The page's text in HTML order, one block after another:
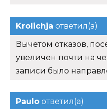
Krolichja ответил(а)
Вычетом отказов,
увеличен почти на
записи было
Paulo ответил(а)